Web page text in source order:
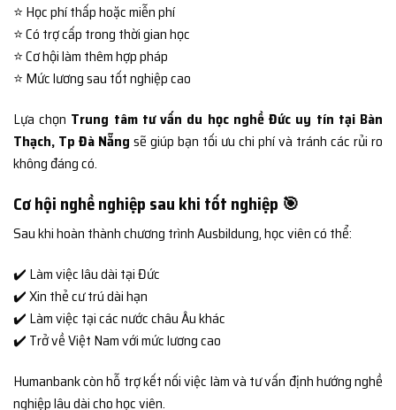
⭐ Học phí thấp hoặc miễn phí
⭐ Có trợ cấp trong thời gian học
⭐ Cơ hội làm thêm hợp pháp
⭐ Mức lương sau tốt nghiệp cao
Lựa chọn Trung tâm tư vấn du học nghề Đức uy tín tại Bàn
Thạch, Tp Đà Nẵng sẽ giúp bạn tối ưu chi phí và tránh các rủi ro
không đáng có.
Cơ hội nghề nghiệp sau khi tốt nghiệp 🎯
Sau khi hoàn thành chương trình Ausbildung, học viên có thể:
✔️ Làm việc lâu dài tại Đức
✔️ Xin thẻ cư trú dài hạn
✔️ Làm việc tại các nước châu Âu khác
✔️ Trở về Việt Nam với mức lương cao
Humanbank còn hỗ trợ kết nối việc làm và tư vấn định hướng nghề
nghiệp lâu dài cho học viên.